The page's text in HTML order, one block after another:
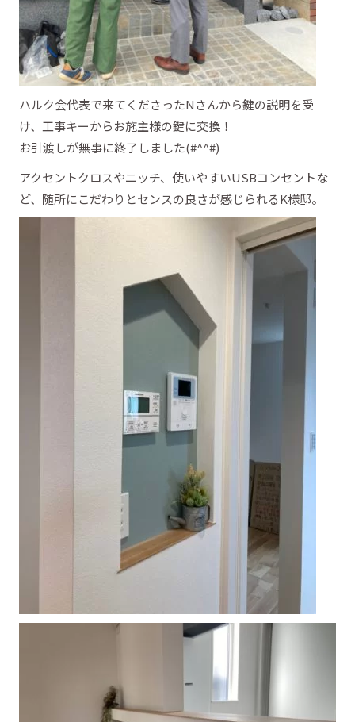
ハルク会代表で来てくださったNさんから鍵の説明を受
け、工事キーからお施主様の鍵に交換！
お引渡しが無事に終了しました(#^^#)
アクセントクロスやニッチ、使いやすいUSBコンセントな
ど、随所にこだわりとセンスの良さが感じられるK様邸。